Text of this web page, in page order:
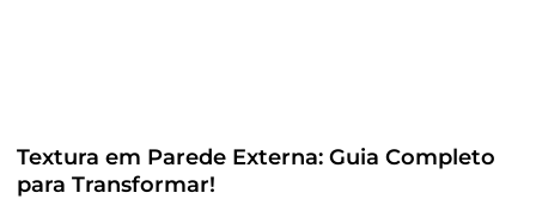
Textura em Parede Externa: Guia Completo
para Transformar!